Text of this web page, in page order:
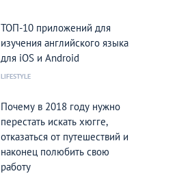
ТОП-10 приложений для
изучения английского языка
для iOS и Android
LIFESTYLE
Почему в 2018 году нужно
перестать искать хюгге,
отказаться от путешествий и
наконец полюбить свою
работу